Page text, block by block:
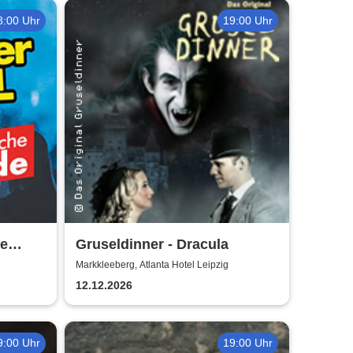
Uhr 19:00 Uhr
Gruseldinner - Dracula
Markkleeberg, Atlanta Hotel Leipzig
12.12.2026
Uhr 19:00 Uhr